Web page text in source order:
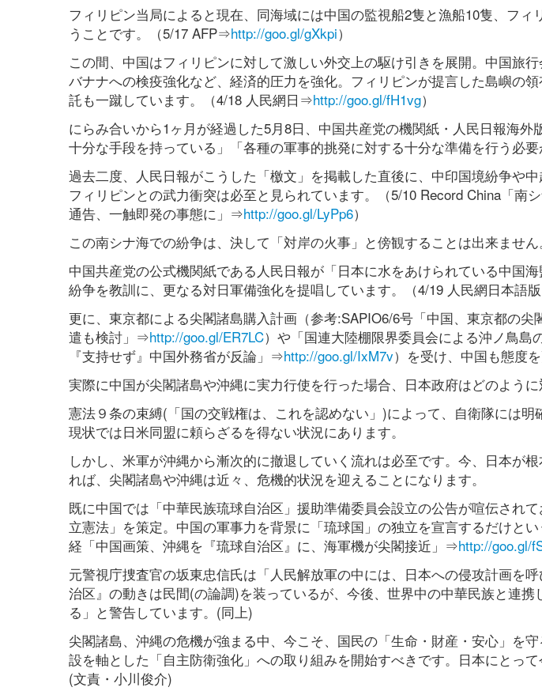
フィリピン当局によると現在、同海域には中国の監視船2隻と漁船10隻、フィ
うことです。（5/17 AFP⇒http://goo.gl/gXkpi）
この間、中国はフィリピンに対して激しい外交上の駆け引きを展開。中国旅行
バナナへの検疫強化など、経済的圧力を強化。フィリピンが提言した島嶼の
託も一蹴しています。（4/18 人民網日⇒http://goo.gl/fH1vg）
にらみ合いから1ヶ月が経過した5月8日、中国共産党の機関紙・人民日報海外
十分な手段を持っている」「各種の軍事的挑発に対する十分な準備を行う必要
過去二度、人民日報がこうした「檄文」を掲載した直後に、中印国境紛争や
フィリピンとの武力衝突は必至と見られています。（5/10 Record China「南
通告、一触即発の事態に」⇒http://goo.gl/LyPp6）
この南シナ海での紛争は、決して「対岸の火事」と傍観することは出来ません
中国共産党の公式機関紙である人民日報が「日本に水をあけられている中国
紛争を教訓に、更なる対日軍備強化を提唱しています。（4/19 人民網日本語
更に、東京都による尖閣諸島購入計画（参考:SAPIO6/6号「中国、東京都の
遣も検討」⇒http://goo.gl/ER7LC）や「国連大陸棚限界委員会による沖ノ鳥島
『支持せず』中国外務省が反論」⇒http://goo.gl/IxM7v）を受け、中国も態度
実際に中国が尖閣諸島や沖縄に実力行使を行った場合、日本政府はどのよう
憲法９条の束縛(「国の交戦権は、これを認めない」)によって、自衛隊には明
現状では日米同盟に頼らざるを得ない状況にあります。
しかし、米軍が沖縄から漸次的に撤退していく流れは必至です。今、日本が
れば、尖閣諸島や沖縄は近々、危機的状況を迎えることになります。
既に中国では「中華民族琉球自治区」援助準備委員会設立の公告が喧伝され
立憲法」を策定。中国の軍事力を背景に「琉球国」の独立を宣言するだけと
経「中国画策、沖縄を『琉球自治区』に、海軍機が尖閣接近」⇒http://goo.gl/
元警視庁捜査官の坂東忠信氏は「人民解放軍の中には、日本への侵攻計画を
治区』の動きは民間(の論調)を装っているが、今後、世界中の中華民族と連
る」と警告しています。(同上)
尖閣諸島、沖縄の危機が強まる中、今こそ、国民の「生命・財産・安心」を
設を軸とした「自主防衛強化」への取り組みを開始すべきです。日本にとって
(文責・小川俊介)